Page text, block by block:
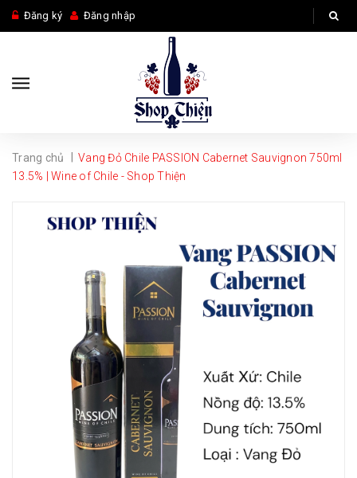
Đăng ký Đăng nhập
Trang chủ
Vang Đỏ Chile PASSION Cabernet Sauvignon 750ml
13.5% | Wine of Chile - Shop Thiện